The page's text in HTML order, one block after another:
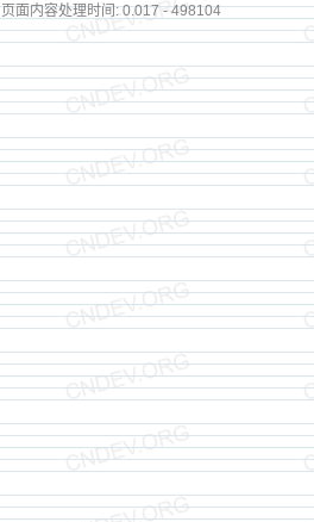
页面内容处理时间: 0.017 - 498104